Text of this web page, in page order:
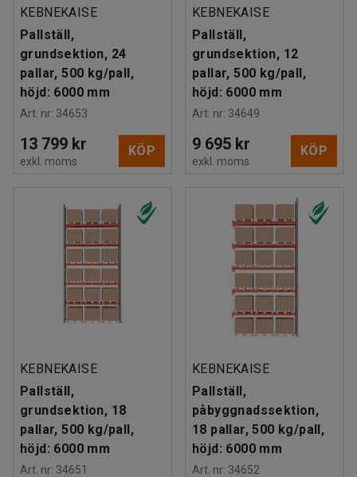
KEBNEKAISE
Pallställ,
grundsektion, 24
pallar, 500 kg/pall,
höjd: 6000 mm
Art. nr: 34653
13 799 kr
exkl. moms
KÖP
KEBNEKAISE
Pallställ,
grundsektion, 12
pallar, 500 kg/pall,
höjd: 6000 mm
Art. nr: 34649
9 695 kr
exkl. moms
KÖP
KEBNEKAISE
Pallställ,
grundsektion, 18
pallar, 500 kg/pall,
höjd: 6000 mm
Art. nr: 34651
KEBNEKAISE
Pallställ,
påbyggnadssektion,
18 pallar, 500 kg/pall,
höjd: 6000 mm
Art. nr: 34652